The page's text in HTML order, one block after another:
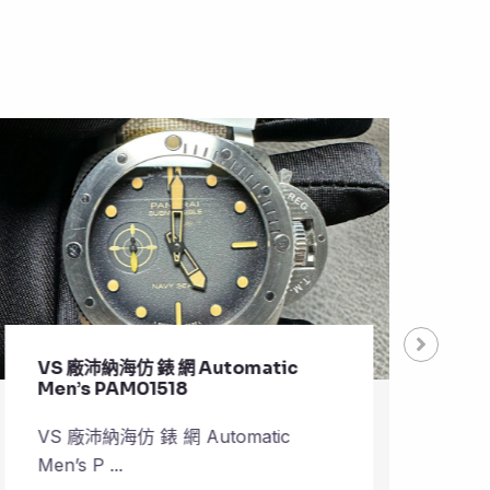
VS 廠沛納海仿 錶 網 Automatic
Men’s PAM01518
VS 廠沛納海仿 錶 網 Automatic
Men’s P ...